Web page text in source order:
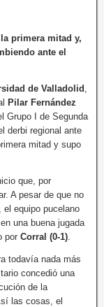
primera mitad y,
ante el
de Valladolid
Pilar Fernández
Grupo I de Segunda
derbi regional ante
mitad y supo
que, por
A pesar de que no
el equipo pucelano
una buena jugada
por Corral (0-1)
todavía nada más
concedió una
de la
las cosas, el